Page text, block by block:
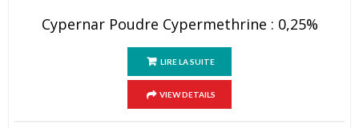
Cypernar Poudre Cypermethrine : 0,25%
LIRE LA SUITE
VIEW DETAILS